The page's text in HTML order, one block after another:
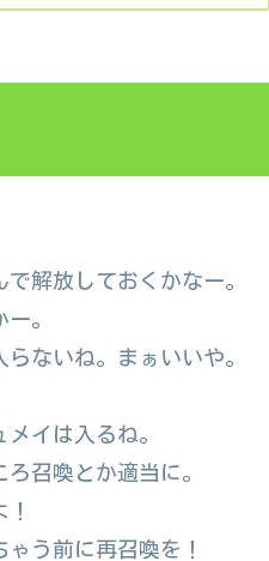
解放しておくかなー。
。
ないね。まぁいいや。
イは入るね。
召喚とか適当に。
う前に再召喚を！